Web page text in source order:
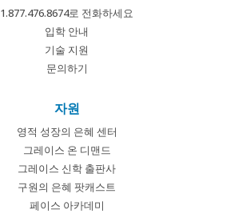
1.877.476.8674로 전화하세요
입학 안내
기술 지원
문의하기
자원
영적 성장의 은혜 센터
그레이스 온 디맨드
그레이스 신학 출판사
구원의 은혜 팟캐스트
페이스 아카데미